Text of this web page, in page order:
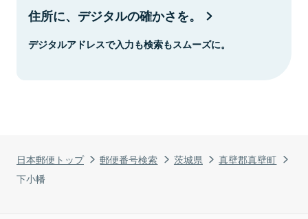
日本郵便トップ 郵便番号検索 茨城県
真壁郡真壁町
下小幡
住所に、デジタルの確かさを。
デジタルアドレスで入力も検索もスムーズに。